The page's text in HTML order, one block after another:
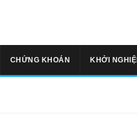
CHỨNG KHOÁN KHỞI